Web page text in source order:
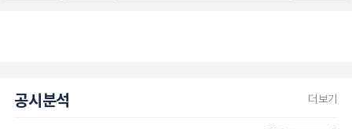
공시분석 더보기